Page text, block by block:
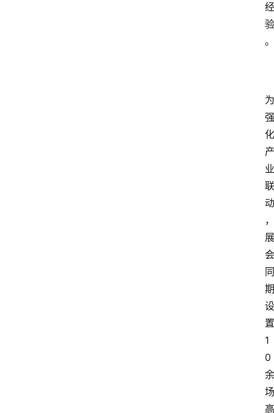
经
验
。
为
强
化
产
业
联
动
，
展
会
同
期
设
置
1
0
余
场
高